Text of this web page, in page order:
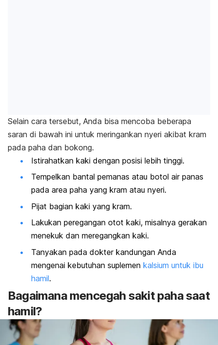
Selain cara tersebut, Anda bisa mencoba beberapa
saran di bawah ini untuk meringankan nyeri akibat kram
pada paha dan bokong.
Istirahatkan kaki dengan posisi lebih tinggi.
Tempelkan bantal pemanas atau botol air panas
pada area paha yang kram atau nyeri.
Pijat bagian kaki yang kram.
Lakukan peregangan otot kaki, misalnya gerakan
menekuk dan meregangkan kaki.
Tanyakan pada dokter kandungan Anda
mengenai kebutuhan suplemen kalsium untuk ibu
hamil.
Bagaimana mencegah sakit paha saat
hamil?